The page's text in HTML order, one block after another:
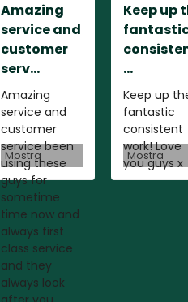
Amazing
service and
customer
serv...
Amazing
service and
customer
service been
using these
guys for
sometime
time now and
always first
class service
and they
always look
Mostra
Keep up
...
Keep up
fantastic
consistent
work! Love
you guys x
Mostra